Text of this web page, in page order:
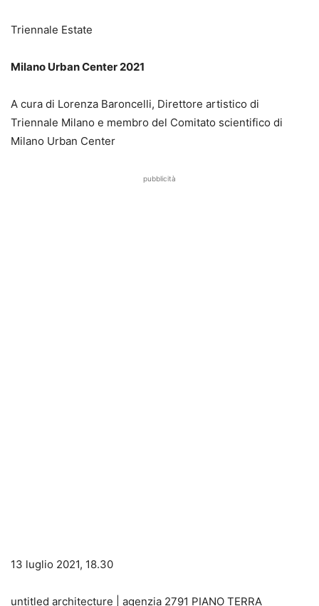
Triennale Estate
Milano Urban Center 2021
A cura di Lorenza Baroncelli, Direttore artistico di
Triennale Milano e membro del Comitato scientifico di
Milano Urban Center
pubblicità
13 luglio 2021, 18.30
untitled architecture | agenzia 2791 PIANO TERRA